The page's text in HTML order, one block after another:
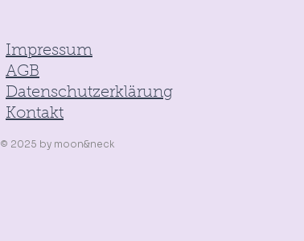
Impressum
AGB
Datenschutzerklärung
Kontakt
© 2025 by moon&neck